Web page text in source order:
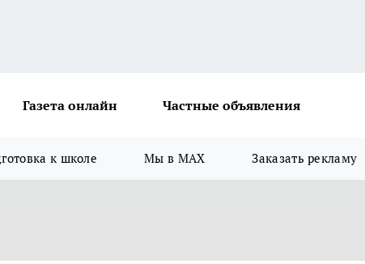
Газета онлайн Частные объявления
к школе Мы в MAX Заказать рекламу